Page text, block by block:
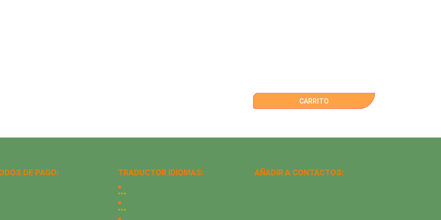
CARRITO
DE PAGO: TRADUCTOR IDIOMAS: AÑADIR A CONTACTOS: